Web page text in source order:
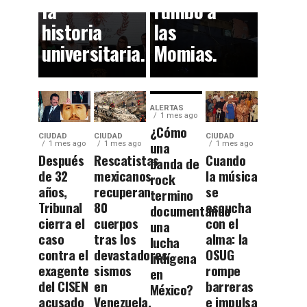
la
historia
universitaria.
rumbo a
las
Momias.
CIUDAD
1 mes ago
Después
de 32
años,
Tribunal
cierra el
caso
contra el
exagente
del CISEN
acusado
CIUDAD
1 mes ago
Rescatistas
mexicanos
recuperan
80
cuerpos
tras los
devastadores
sismos
en
Venezuela.
ALERTAS
1 mes ago
¿Cómo
una
banda de
rock
termino
documentando
una
lucha
indígena
en
México?
CIUDAD
1 mes ago
Cuando
la música
se
escucha
con el
alma: la
OSUG
rompe
barreras
e impulsa